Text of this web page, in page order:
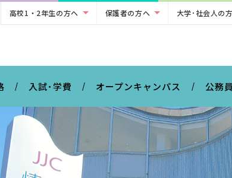
高校1・2年生の方へ 保護者の方へ 大学･社会人の
入試･学費 オープンキャンパス 公務